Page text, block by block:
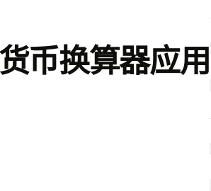
币换算器应用